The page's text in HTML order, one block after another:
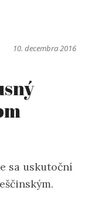
10. decembra 2016
sa uskutoční